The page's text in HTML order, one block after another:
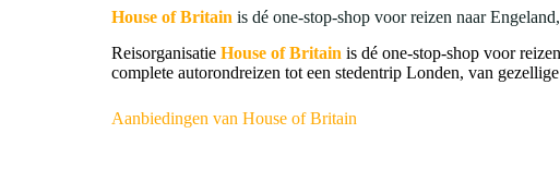
House of Britain is dé one-stop-shop voor reizen naar
Reisorganisatie House of Britain is dé one-stop-shop voor
complete autorondreizen tot een stedentrip Londen, van
Aanbiedingen van House of Britain